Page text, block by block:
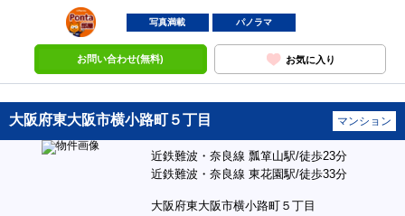
ポンタ
部屋
写真満載 パノラマ
お問い合わせ(無料) お気に入り
大阪府東大阪市横小路町５丁目 マンション
近鉄難波・奈良線 瓢箪山駅/徒歩23分
近鉄難波・奈良線 東花園駅/徒歩33分
大阪府東大阪市横小路町５丁目